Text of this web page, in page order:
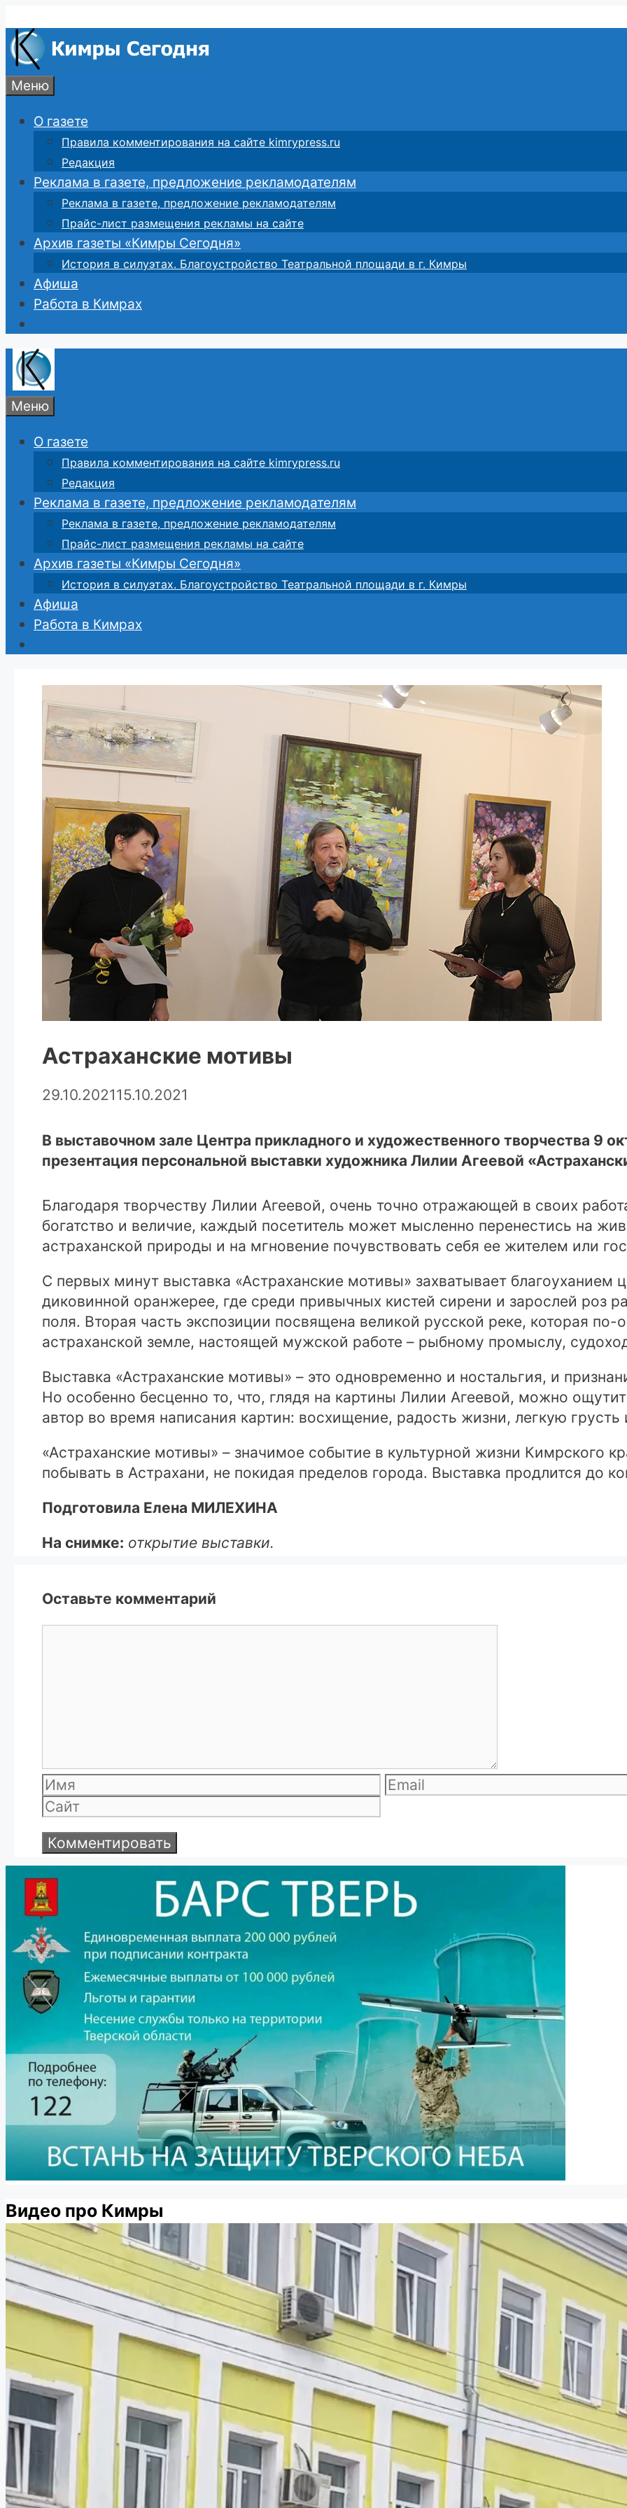
к
содержимому
Меню
О газете
Правила комментирования на сайте kimrypress.ru
Редакция
Реклама в газете, предложение рекламодателям
Реклама в газете, предложение рекламодателям
Прайс-лист размещения рекламы на сайте
Архив газеты «Кимры Сегодня»
История в силуэтах. Благоустройство Театральной площади в г. Кимры
Афиша
Работа в Кимрах
Меню
О газете
Правила комментирования на сайте kimrypress.ru
Редакция
Реклама в газете, предложение рекламодателям
Реклама в газете, предложение рекламодателям
Прайс-лист размещения рекламы на сайте
Архив газеты «Кимры Сегодня»
История в силуэтах. Благоустройство Театральной площади в г. Кимры
Афиша
Работа в Кимрах
Астраханские мотивы
29.10.202115.10.2021
В выставочном зале Центра прикладного и художественного творчества 9
презентация персональной выставки художника Лилии Агеевой
Благодаря творчеству Лилии Агеевой, очень точно отражающей в своих
богатство и величие, каждый посетитель может мысленно перенестись на
астраханской природы и на мгновение почувствовать себя ее жителем или
С первых минут выставка «Астраханские мотивы» захватывает благоуханием
диковинной оранжерее, где среди привычных кистей сирени и зарослей роз
поля. Вторая часть экспозиции посвящена великой русской реке, которая
астраханской земле, настоящей мужской работе – рыбному промыслу,
Выставка «Астраханские мотивы» – это одновременно и ностальгия, и
Но особенно бесценно то, что, глядя на картины Лилии Агеевой, можно
автор во время написания картин: восхищение, радость жизни, легкую
«Астраханские мотивы» – значимое событие в культурной жизни Кимрского
побывать в Астрахани, не покидая пределов города. Выставка продлится до
Подготовила Елена МИЛЕХИНА
На снимке: открытие выставки.
Оставьте комментарий
Имя Email
Видео про Кимры